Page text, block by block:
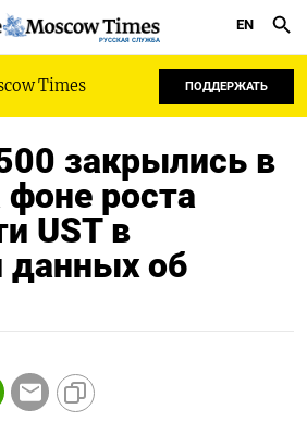
РУССКАЯ СЛУЖБА
EN
Times ПОДДЕРЖАТЬ
закрылись в
роста
UST в
об